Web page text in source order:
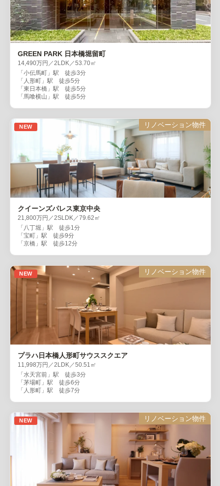
GREEN PARK 日本橋堀留町
14,490万円／2LDK／53.70㎡
「小伝馬町」駅 徒歩3分
「人形町」駅 徒歩5分
「東日本橋」駅 徒歩5分
「馬喰横山」駅 徒歩5分
NEW リノベーション物件
クイーンズパレス東京中央
21,800万円／2SLDK／79.62㎡
「八丁堀」駅 徒歩1分
「宝町」駅 徒歩9分
「京橋」駅 徒歩12分
NEW リノベーション物件
プラハ日本橋人形町サウススクエア
11,998万円／2LDK／50.51㎡
「水天宮前」駅 徒歩3分
「茅場町」駅 徒歩6分
「人形町」駅 徒歩7分
NEW リノベーション物件